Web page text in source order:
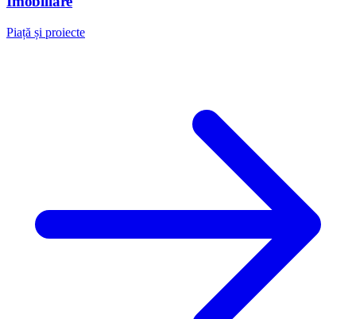
Piață și proiecte